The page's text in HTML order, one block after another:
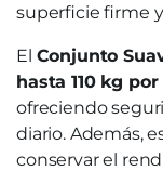
superficie firme
El Conjunto
hasta 110 kg
ofreciendo
diario. Además,
conservar el